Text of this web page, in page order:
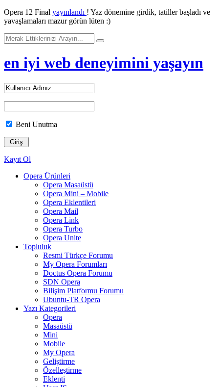
Opera 12 Final yayınlandı ! Yaz dönemine girdik, tatiller başladı ve
yavaşlamaları mazur görün lüten :)
en iyi web deneyimini yaşayın
Beni Unutma
Kayıt Ol
Opera Ürünleri
Opera Masaüstü
Opera Mini – Mobile
Opera Eklentileri
Opera Mail
Opera Link
Opera Turbo
Opera Unite
Topluluk
Resmi Türkçe Forumu
My Opera Forumları
Doctus Opera Forumu
SDN Opera
Bilişim Platformu Forumu
Ubuntu-TR Opera
Yazı Kategorileri
Opera
Masaüstü
Mini
Mobile
My Opera
Geliştirme
Özelleştirme
Eklenti